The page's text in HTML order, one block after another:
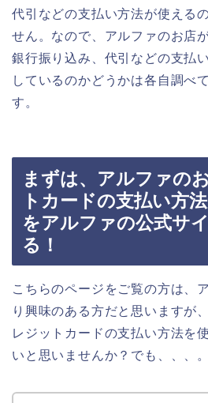
代引などの支払い方法が使える
せん。なので、アルファのお店
銀行振り込み、代引などの支払
しているのかどうかは各自調べ
す。
まずは、アルファの
トカードの支払い方
をアルファの公式サ
る！
こちらのページをご覧の方は、
り興味のある方だと思いますが
レジットカードの支払い方法を
いと思いませんか？でも、、、。